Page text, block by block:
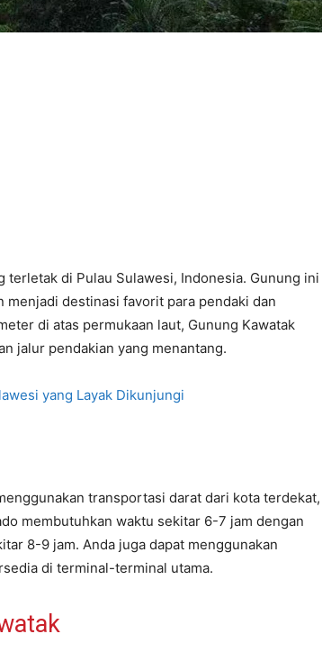
terletak di Pulau Sulawesi, Indonesia. Gunung ini
menjadi destinasi favorit para pendaki dan
di atas permukaan laut, Gunung Kawatak
jalur pendakian yang menantang.
yang Layak Dikunjungi
transportasi darat dari kota terdekat,
membutuhkan waktu sekitar 6-7 jam dengan
8-9 jam. Anda juga dapat menggunakan
di terminal-terminal utama.